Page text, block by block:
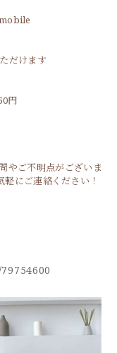
だけます
円
やご不明点がございま
にご連絡ください！